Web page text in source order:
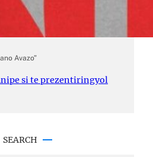
Avazo”
si te prezentiringyol
SEARCH